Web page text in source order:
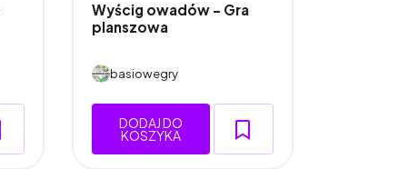
Wyścig owadów – Gra
planszowa
basiowegry
DODAJ DO
KOSZYKA